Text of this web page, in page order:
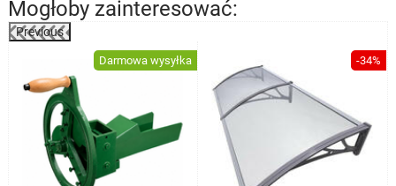
Mogłoby zainteresować:
Previous
Darmowa wysyłka -34%